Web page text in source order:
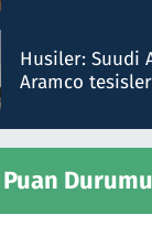
Husiler: Suudi
Aramco
Durumu